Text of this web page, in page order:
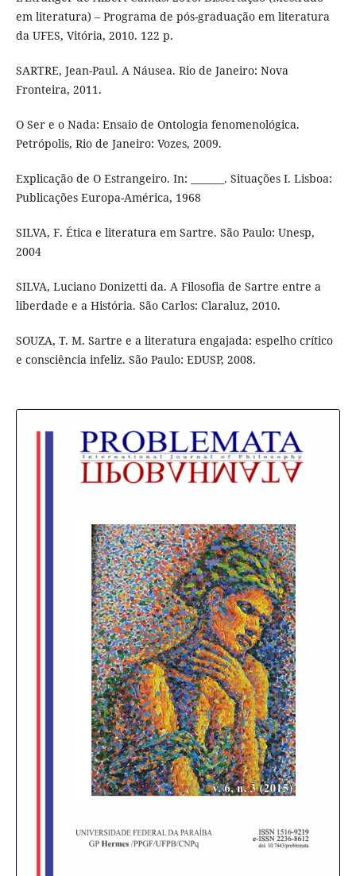
em literatura) – Programa de pós-graduação em literatura
da UFES, Vitória, 2010. 122 p.
SARTRE, Jean-Paul. A Náusea. Rio de Janeiro: Nova
Fronteira, 2011.
O Ser e o Nada: Ensaio de Ontologia fenomenológica.
Petrópolis, Rio de Janeiro: Vozes, 2009.
Explicação de O Estrangeiro. In: _______. Situações I. Lisboa:
Publicações Europa-América, 1968
SILVA, F. Ética e literatura em Sartre. São Paulo: Unesp,
2004
SILVA, Luciano Donizetti da. A Filosofia de Sartre entre a
liberdade e a História. São Carlos: Claraluz, 2010.
SOUZA, T. M. Sartre e a literatura engajada: espelho crítico
e consciência infeliz. São Paulo: EDUSP, 2008.